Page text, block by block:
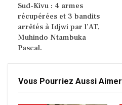
Sud-Kivu : 4 armes
récupérées et 3 bandits
arrêtés à Idjwi par l’AT,
Muhindo Ntambuka
Pascal.
Vous Pourriez Aussi Aimer